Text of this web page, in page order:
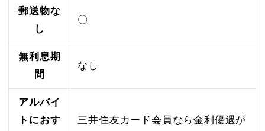
郵送物な
し
〇
無利息期
間
なし
アルバイ
トにおす
三井住友カード会員なら金利優遇が